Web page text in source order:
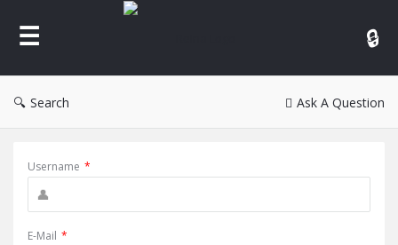
Reina
Search Ask A Question
Username *
E-Mail *